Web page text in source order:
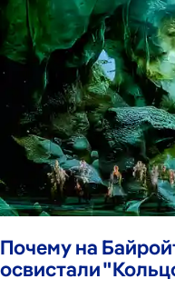
Почему на
освистали